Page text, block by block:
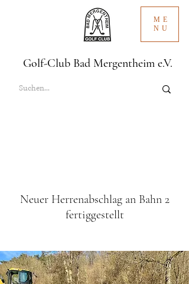
ME
NU
Golf-Club Bad Mergentheim e.V.
Neuer Herrenabschlag an Bahn 2
fertiggestellt